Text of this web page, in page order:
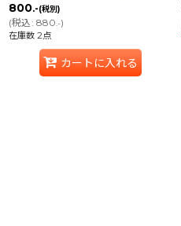
800.-(税別)
(税込: 880.-)
在庫数 2点
カートに入れる